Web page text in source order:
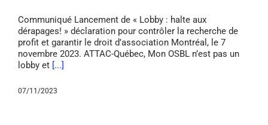
Communiqué Lancement de « Lobby : halte aux
dérapages! » déclaration pour contrôler la recherche de
profit et garantir le droit d’association Montréal, le 7
novembre 2023. ATTAC-Québec, Mon OSBL n’est pas un
lobby et [...]
07/11/2023